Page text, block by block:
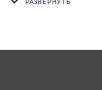
Внутренний
OEM: PS3